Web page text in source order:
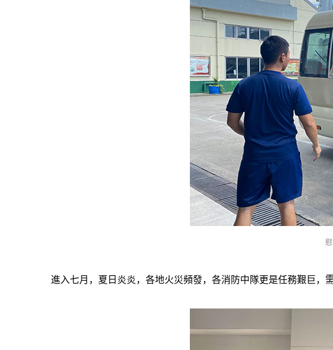
進入七月，夏日炎炎，各地火災頻發，各消防中隊更是任務艱巨，